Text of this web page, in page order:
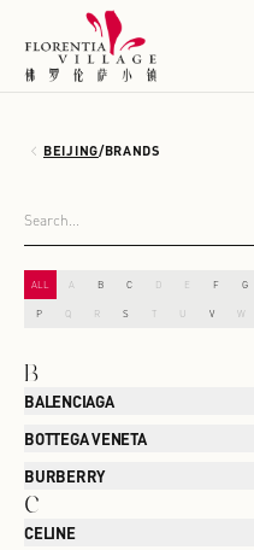
BEIJING/BRANDS
ALL A B C D E F G
P Q R S T U V W
B
BALENCIAGA
BOTTEGA VENETA
BURBERRY
C
CELINE